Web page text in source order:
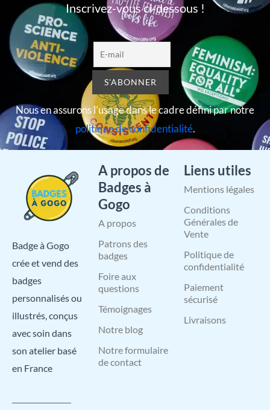
Inscrivez-vous ci-dessous !
Nous en assurons l’usage dans le cadre défini par notre
politique de confidentialité.
Badge à Gogo
crée et vend des
badges
personnalisés ou
illustrés, conçus
avec soin dans
son atelier basé
en France
A propos de
Badges à
Gogo
A propos
Patrons des
badges
Foire aux
questions
Témoignages
Notre blog
Notre formulaire
de contact
Liens utiles
Mentions légales
Conditions
Générales de
Vente
Politique de
confidentialité
Paiement
sécurisé
Livraisons